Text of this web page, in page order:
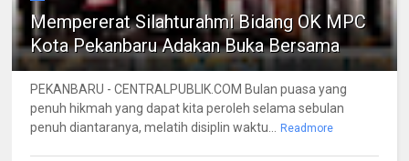
Mempererat Silahturahmi Bidang OK MPC
Kota Pekanbaru Adakan Buka Bersama
PEKANBARU - CENTRALPUBLIK.COM Bulan puasa yang
penuh hikmah yang dapat kita peroleh selama sebulan
penuh diantaranya, melatih disiplin waktu...
Readmore